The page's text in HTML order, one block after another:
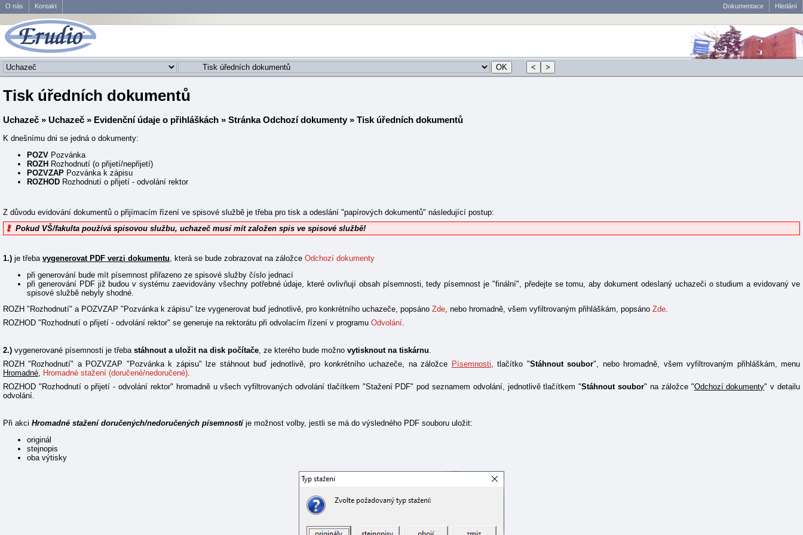
O nás Kontakt Dokumentace Hledání
Tisk úředních dokumentů
Uchazeč » Uchazeč » Evidenční údaje o přihláškách » Stránka Odchozí dokumenty » Tisk úředních dokumentů
K dnešnímu dni se jedná o dokumenty:
POZV Pozvánka
ROZH Rozhodnutí (o přijetí/nepřijetí)
POZVZAP Pozvánka k zápisu
ROZHOD Rozhodnutí o přijetí - odvolání rektor
Z důvodu evidování dokumentů o přijímacím řízení ve spisové službě je třeba pro tisk a odeslání "papírových dokumentů" následující postup:
Pokud VŠ/fakulta používá spisovou službu, uchazeč musí mít založen spis ve spisové službě!
1.) je třeba vygenerovat PDF verzi dokumentu , která se bude zobrazovat na záložce Odchozí dokumenty
při generování bude mít písemnost přiřazeno ze spisové služby číslo jednací
při generování PDF již budou v systému zaevidovány všechny potřebné údaje, které ovlivňují obsah písemnosti, tedy písemnost je "finální", předejte se tomu, aby dokument odeslaný uchazeči o studium a evidovaný ve
spisové službě nebyly shodné.
ROZH "Rozhodnutí" a POZVZAP "Pozvánka k zápisu" lze vygenerovat buď jednotlivě, pro konkrétního uchazeče, popsáno Zde, nebo hromadně, všem vyfiltrovaným přihláškám, popsáno Zde.
ROZHOD "Rozhodnutí o přijetí - odvolání rektor" se generuje na rektorátu při odvolacím řízení v programu Odvolání.
2.) vygenerované písemnosti je třeba stáhnout a uložit na disk počítače, ze kterého bude možno vytisknout na tiskárnu.
ROZH "Rozhodnutí" a POZVZAP "Pozvánka k zápisu" lze stáhnout buď jednotlivě, pro konkrétního uchazeče, na záložce Písemnosti, tlačítko "Stáhnout soubor", nebo hromadně, všem vyfiltrovaným přihláškám, menu
Hromadné, Hromadné stažení (doručené/nedoručené).
ROZHOD "Rozhodnutí o přijetí - odvolání rektor" hromadně u všech vyfiltrovaných odvolání tlačítkem "Stažení PDF" pod seznamem odvolání, jednotlivě tlačítkem "Stáhnout soubor" na záložce "Odchozí dokumenty" v detailu
odvolání.
Při akci Hromadné stažení doručených/nedoručených písemnostíje možnost volby, jestli se má do výsledného PDF souboru uložit:
originál
stejnopis
oba výtisky